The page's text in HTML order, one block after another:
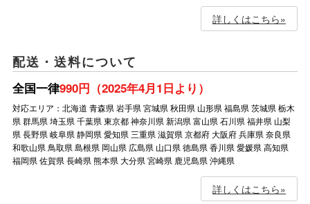
詳しくはこちら»
配送・送料について
全国一律990円（2025年4月1日より）
対応エリア：北海道 青森県 岩手県 宮城県 秋田県 山形県 福島県 茨城県 栃木
県 群馬県 埼玉県 千葉県 東京都 神奈川県 新潟県 富山県 石川県 福井県 山梨
県 長野県 岐阜県 静岡県 愛知県 三重県 滋賀県 京都府 大阪府 兵庫県 奈良県
和歌山県 鳥取県 島根県 岡山県 広島県 山口県 徳島県 香川県 愛媛県 高知県
福岡県 佐賀県 長崎県 熊本県 大分県 宮崎県 鹿児島県 沖縄県
詳しくはこちら»